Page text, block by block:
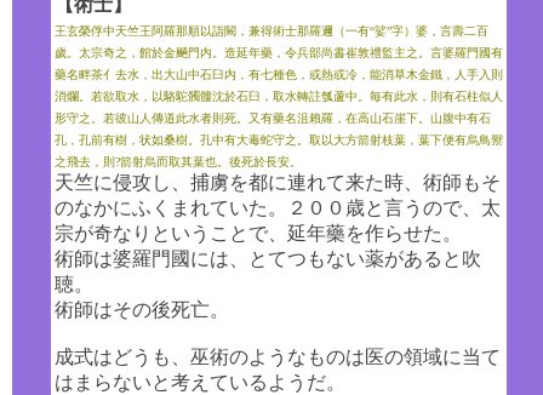
【術士】
王玄榮俘中天竺王阿羅那順以詣闕，兼得術士那羅邇（一有“娑”字）婆，言壽二百
歲。太宗奇之，館於金飈門内。造延年藥，令兵部尚書崔敦禮監主之。言婆羅門國有
藥名畔茶亻 去水，出大山中石臼内，有七種色，或熱或冷，能消草木金鐵，人手入則
消爛。若欲取水，以駱駝髑髏沈於石臼，取水轉註瓠蘆中。毎有此水，則有石柱似人
形守之。若彼山人傳道此水者則死。又有藥名沮賴羅，在高山石崖下。山腹中有石
孔，孔前有樹，状如桑樹。孔中有大毒蛇守之。取以大方箭射枝葉，葉下便有烏鳥禦
之飛去，則?箭射烏而取其葉也。後死於長安。
天竺に侵攻し、捕虜を都に連れて来た時、術師もそ
のなかにふくまれていた。２００歳と言うので、太
宗が奇なりということで、延年藥を作らせた。
術師は婆羅門國には、とてつもない薬があると吹
聴。
術師はその後死亡。
成式はどうも、巫術のようなものは医の領域に当て
はまらないと考えているようだ。